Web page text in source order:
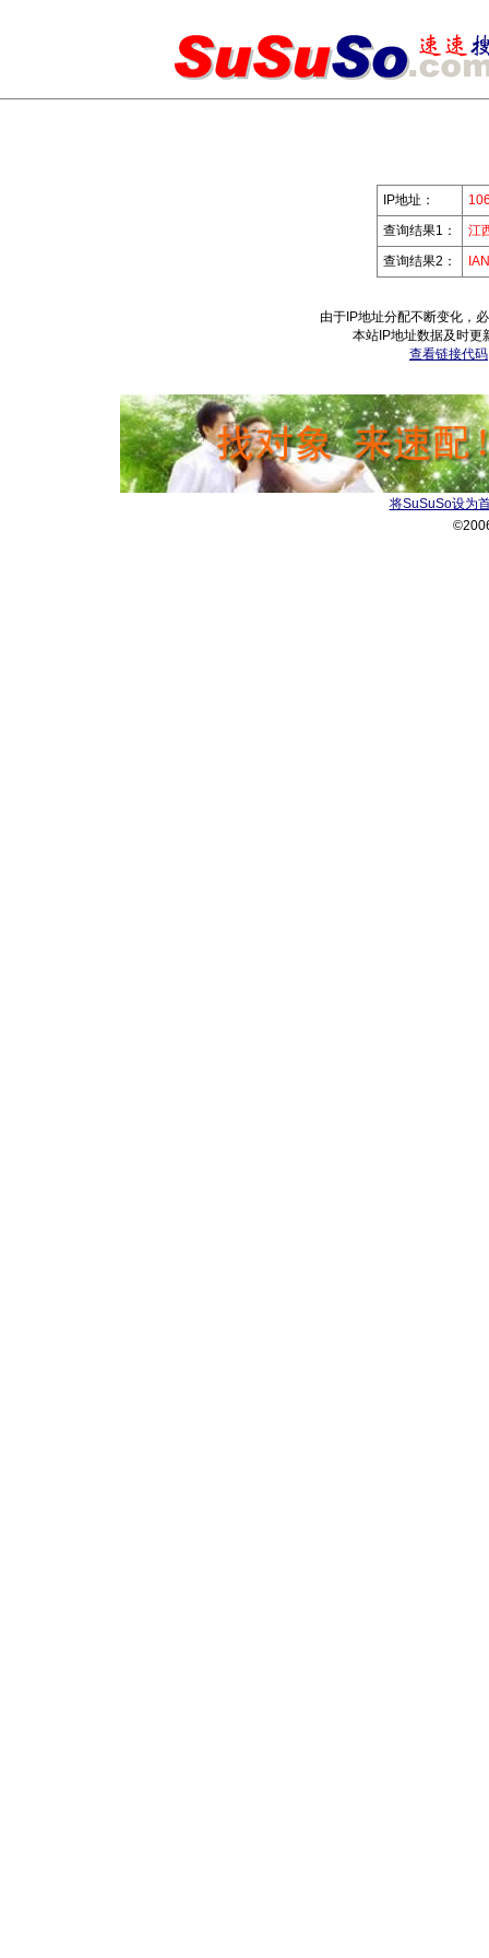
IP地址：
查询结果1：
江
查询结果2：
由于IP地址分配不断变化，
本站IP地址数据及时更
查看链接代码
将SuSuSo设为